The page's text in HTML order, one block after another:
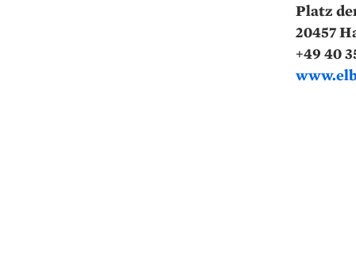
Platz
20457
+49 40